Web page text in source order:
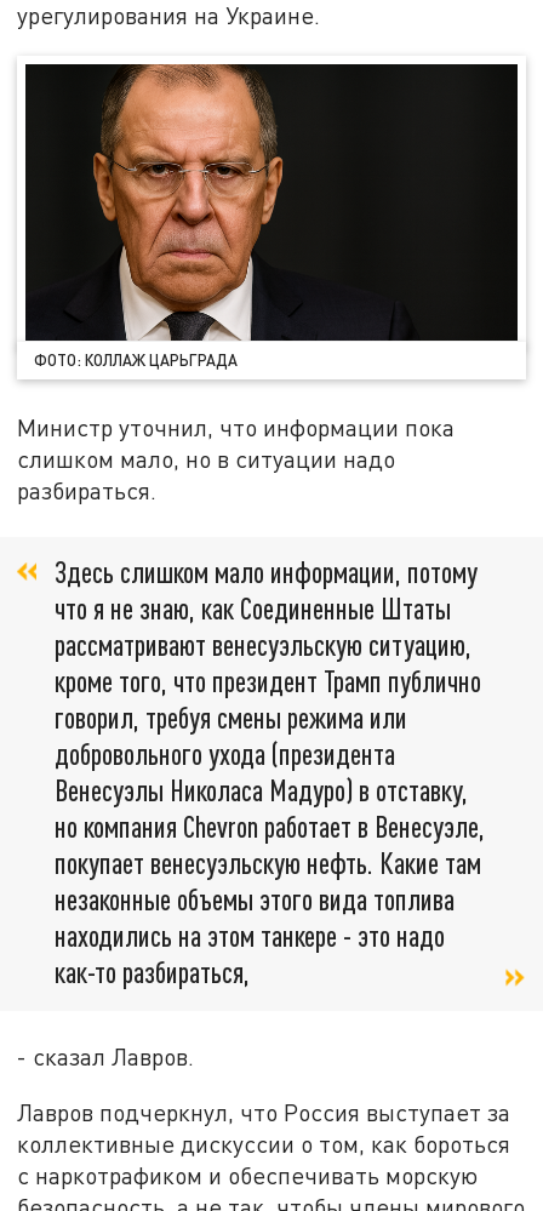
урегулирования на Украине.
ФОТО: КОЛЛАЖ ЦАРЬГРАДА
Министр уточнил, что информации пока
слишком мало, но в ситуации надо
разбираться.
Здесь слишком мало информации, потому
что я не знаю, как Соединенные Штаты
рассматривают венесуэльскую ситуацию,
кроме того, что президент Трамп публично
говорил, требуя смены режима или
добровольного ухода (президента
Венесуэлы Николаса Мадуро) в отставку,
но компания Chevron работает в Венесуэле,
покупает венесуэльскую нефть. Какие там
незаконные объемы этого вида топлива
находились на этом танкере - это надо
как-то разбираться,
- сказал Лавров.
Лавров подчеркнул, что Россия выступает за
коллективные дискуссии о том, как бороться
с наркотрафиком и обеспечивать морскую